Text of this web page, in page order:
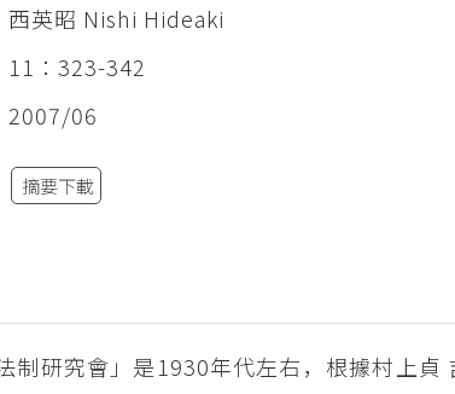
西英昭 Nishi Hideaki
11：323-342
2007/06
摘要下載
制研究會」是1930年代左右，根據村上